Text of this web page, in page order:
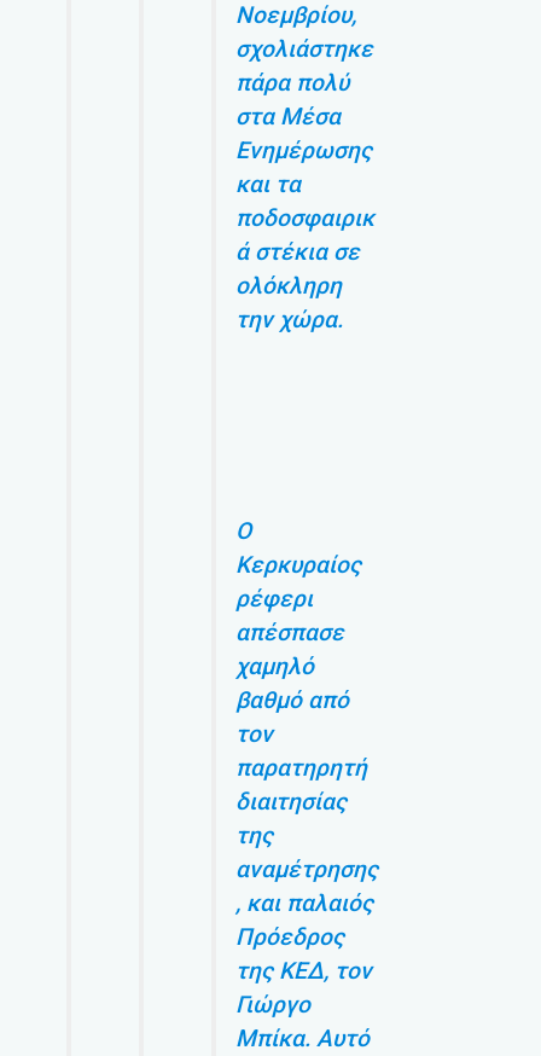
Νοεμβρίου,
σχολιάστηκε
πάρα πολύ
στα Μέσα
Ενημέρωσης
και τα
ποδοσφαιρικ
ά στέκια σε
ολόκληρη
την χώρα.
Ο
Κερκυραίος
ρέφερι
απέσπασε
χαμηλό
βαθμό από
τον
παρατηρητή
διαιτησίας
της
αναμέτρησης
, και παλαιός
Πρόεδρος
της ΚΕΔ, τον
Γιώργο
Μπίκα. Αυτό